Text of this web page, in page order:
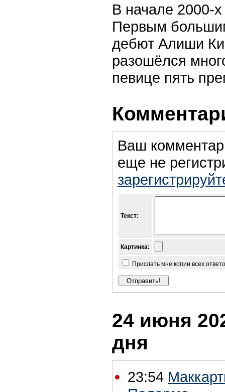
В начале 2000-
Первым
дебют Алиши
разошёлся
певице пять
Ваш
еще не
Текст:
Картинка:
Прислать мне копии всех
24 июня
дня
23:54